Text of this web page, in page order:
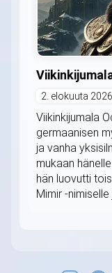
2. elokuuta 2026
Viikinkijumala
germaanisen
ja vanha
mukaan
hän luovutti
Mimir -